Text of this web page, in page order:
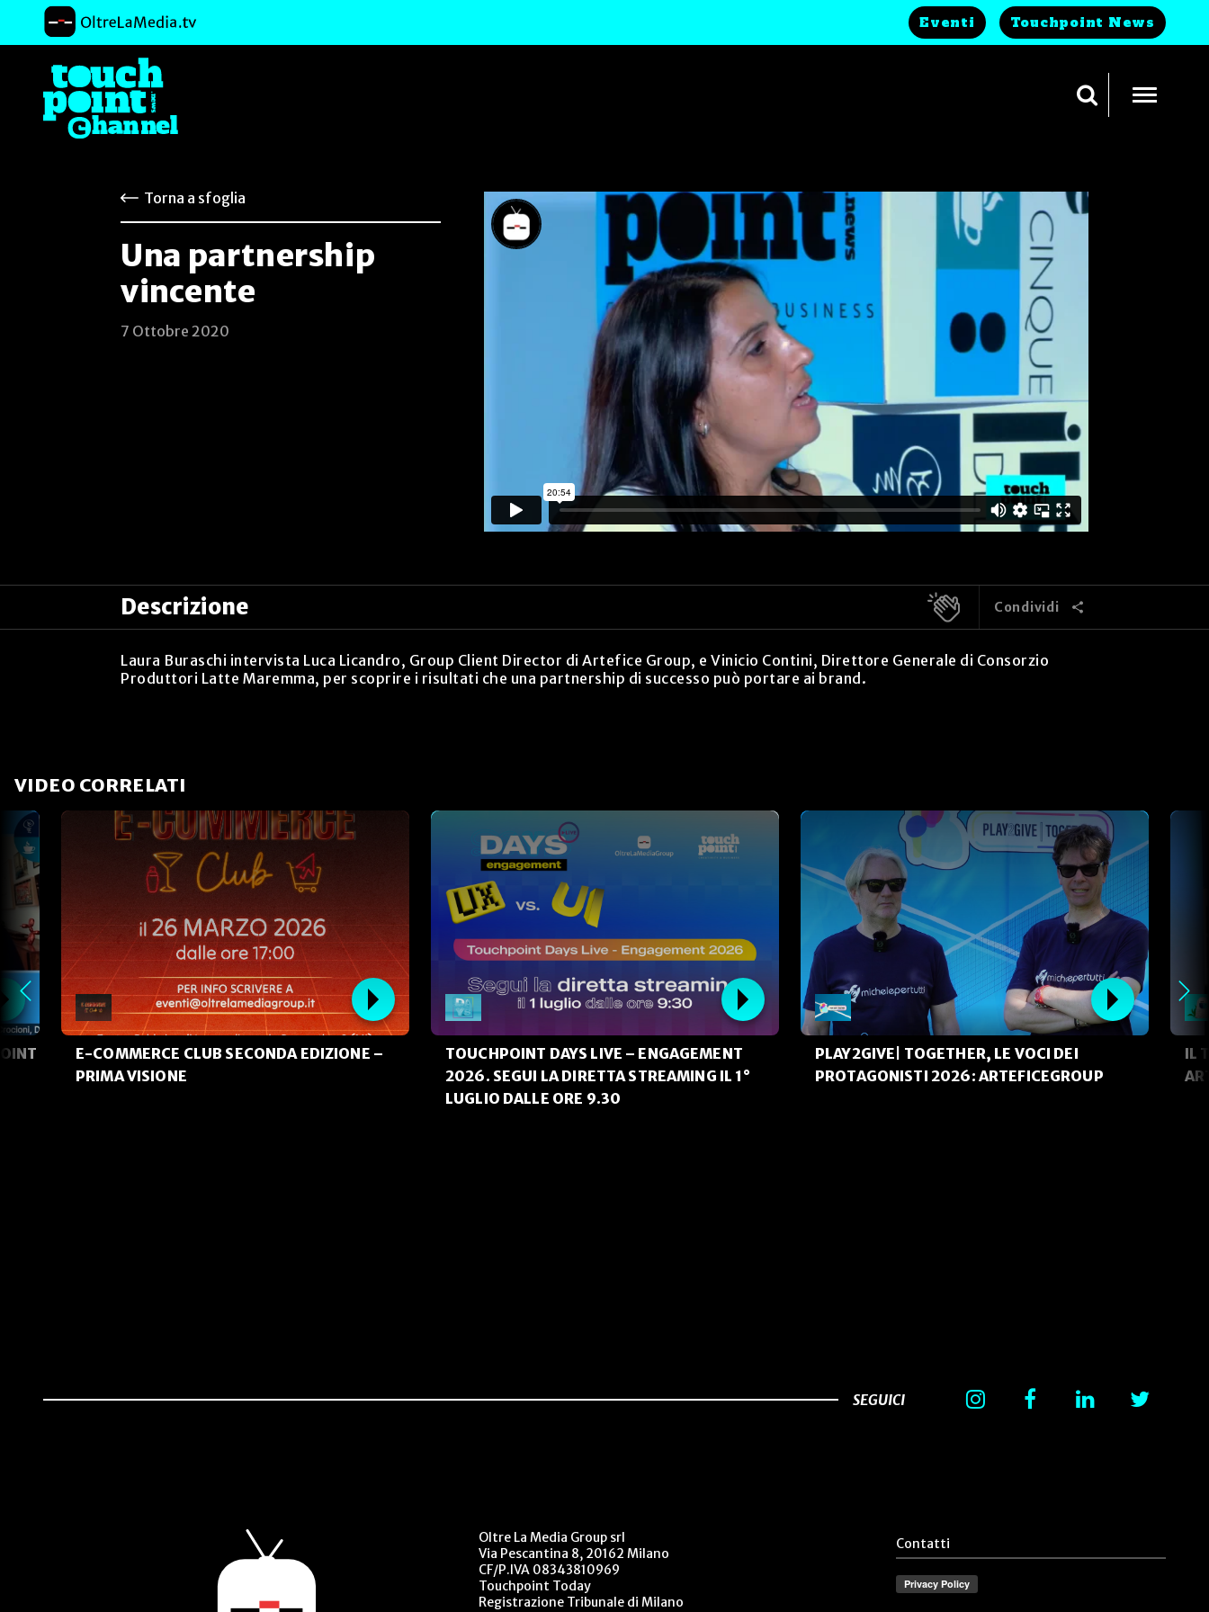
Eventi Touchpoint News
Torna a sfoglia
Una partnership
vincente
7 Ottobre 2020
Descrizione Condividi
Laura Buraschi intervista Luca Licandro, Group Client Director di Artefice Group, e Vinicio Contini, Direttore Generale di Consorzio
Produttori Latte Maremma, per scoprire i risultati che una partnership di successo può portare ai brand.
VIDEO CORRELATI
E-COMMERCE CLUB SECONDA EDIZIONE –
PRIMA VISIONE
TOUCHPOINT DAYS LIVE – ENGAGEMENT
2026. SEGUI LA DIRETTA STREAMING IL 1°
LUGLIO DALLE ORE 9.30
PLAY2GIVE| TOGETHER, LE VOCI DEI
PROTAGONISTI 2026: ARTEFICEGROUP
IL
SEGUICI
Oltre La Media Group srl
Via Pescantina 8, 20162 Milano
CF/P.IVA 08343810969
Touchpoint Today
Registrazione Tribunale di Milano
Contatti